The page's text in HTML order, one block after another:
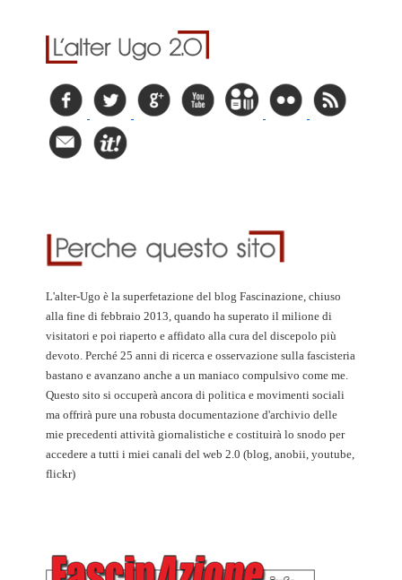
L'alter-Ugo è la superfetazione del blog Fascinazione, chiuso
alla fine di febbraio 2013, quando ha superato il milione di
visitatori e poi riaperto e affidato alla cura del discepolo più
devoto. Perché 25 anni di ricerca e osservazione sulla fascisteria
bastano e avanzano anche a un maniaco compulsivo come me.
Questo sito si occuperà ancora di politica e movimenti sociali
ma offrirà pure una robusta documentazione d'archivio delle
mie precedenti attività giornalistiche e costituirà lo snodo per
accedere a tutti i miei canali del web 2.0 (blog, anobii, youtube,
flickr)